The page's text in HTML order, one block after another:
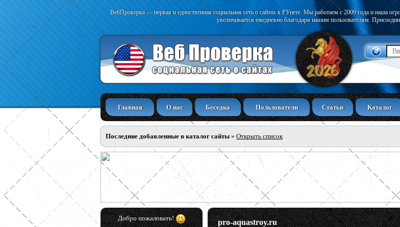
ВебПроверка — первая и единственная социальная сеть о сайтах в РУнете. Мы работаем с 2009 года и наша
увеличивается ежедневно благодаря нашим пользователям.
Главная О нас Беседка Пользователи Статьи Каталог
Последние добавленные в каталог сайты » Открыть список
Добро пожаловать! pro-aquastroy.ru